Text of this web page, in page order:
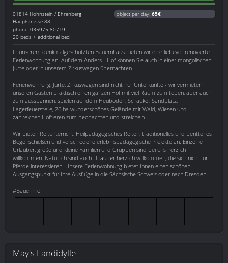
01814 Hohnstein / Ehrenberg
Hauptstrasse 88
phone: 035975 80719
20 beds + additional bed
object per day: 65€
In unserem denkmalgeschützten Bauernhaus bieten wir eine liebevoll renovierte
Ferienwohnung an. Auf dem Anders - Hof können Sie auch in einer mongolischen
Jurte oder in unserem Zirkuswagen übernachten.
Ferienwohnung, Jurte, Zirkuswagen sind nicht nur Unterkünfte - wir vermieten
unseren Gästen praktisch einen ganzen Hof mit viel Raum zum toben, aber auch
zum ausspannen, spielen auf dem Heuboden, Schaukel, Sandplatz,
Lagerfeuerstelle, 26 ha wunderschönes Gelände mit Wald, Wiesen und
zahlreichen Hoftieren zum beobachten und streicheln...
Wir bieten Reitunterricht, Heilpädagogisches Reiten, traditionelles und berittenes
Bogenschießen und verschiedene erlebnispädagogische Projekte an. Einzelne
Urlauber, große und kleine Familien und Gruppen sind bei uns herzlich
willkommen. Natürlich sind auch Urlauber herzlich willkommen, die sich nicht für
Pferde interessieren. Unsere Ferienwohnung bietet Ihnen einen schönen
Ausgangspunkt für Ihre Ausflüge in die Sächsische Schweiz oder nach Dresden.
#Bauernhof
May's Landidylle